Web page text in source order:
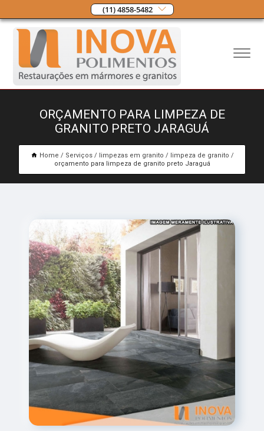
(11) 4858-5482
ORÇAMENTO PARA LIMPEZA DE
GRANITO PRETO JARAGUÁ
Home Serviços limpezas em granito
limpeza de granito
orçamento para limpeza de granito preto Jaraguá